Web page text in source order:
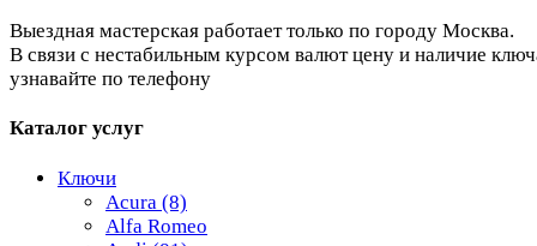
Выездная мастерская работает только по городу Москва.
В связи с нестабильным курсом валют цену и наличие
узнавайте по телефону
Каталог услуг
Ключи
Acura (8)
Alfa Romeo